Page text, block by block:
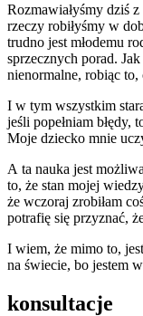
Rozmawiałyśmy dziś
rzeczy robiłyśmy w
trudno jest młodemu
sprzecznych porad.
nienormalne, robiąc to,
I w tym wszystkim
jeśli popełniam błędy,
Moje dziecko mnie
A ta nauka jest
to, że stan mojej
że wczoraj zrobiłam
potrafię się przyznać,
I wiem, że mimo to,
na świecie, bo jestem
konsultacje